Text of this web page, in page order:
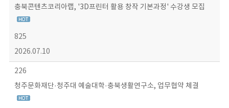
충북콘텐츠코리아랩, '3D프린터 활용 창작 기본과정' 수강생 모집
825
2026.07.10
226
청주문화재단·청주대 예술대학·충북생활연구소, 업무협약 체결